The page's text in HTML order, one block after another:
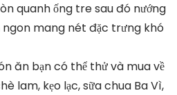
quanh ống tre sau đó nướng
ngon mang nét đặc trưng khó
ăn bạn có thể thử và mua về
lam, kẹo lạc, sữa chua Ba Vì,